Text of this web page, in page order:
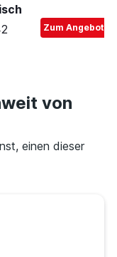
Zum Angebot
von
einen dieser